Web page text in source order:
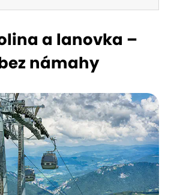
a lanovka –
námahy